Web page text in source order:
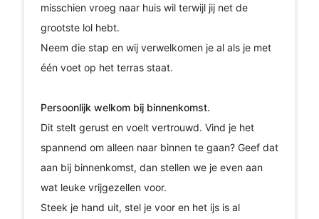
misschien vroeg naar huis wil terwijl jij net de
grootste lol hebt.
Neem die stap en wij verwelkomen je al als je met
één voet op het terras staat.
Persoonlijk welkom bij binnenkomst.
Dit stelt gerust en voelt vertrouwd. Vind je het
spannend om alleen naar binnen te gaan? Geef dat
aan bij binnenkomst, dan stellen we je even aan
wat leuke vrijgezellen voor.
Steek je hand uit, stel je voor en het ijs is al